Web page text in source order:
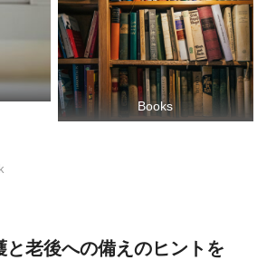
Books
と老後への備えのヒントを